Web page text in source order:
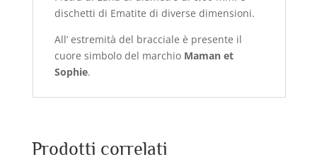
dischetti di Ematite di diverse dimensioni.
All’ estremità del bracciale è presente il
cuore simbolo del marchio Maman et
Sophie.
Prodotti correlati